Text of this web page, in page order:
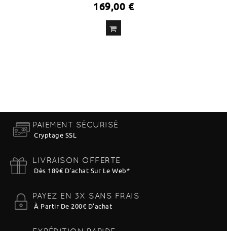
169,00 €
PAIEMENT SÉCURISÉ
Cryptage SSL
LIVRAISON OFFERTE
Dès 189€ D'achat Sur Le Web*
PAYEZ EN 3X SANS FRAIS
À Partir De 200€ D'achat